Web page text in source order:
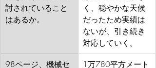
討されていること
はあるか。
く、穏やかな天候
だったため実績は
ないが、引き続き
対応していく。
98ページ、機械セ
1万780平方メート